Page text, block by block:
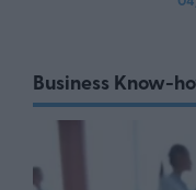
Business Know-